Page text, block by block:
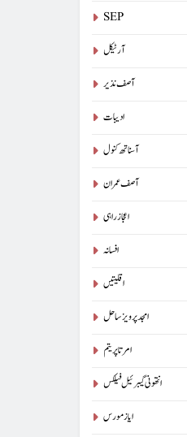
SEP
آرٹیکل
آصف نذیر
ادیبات
آسناتھ کنول
آصف عمران
اعجاز راہی
افسانہ
اقلیتیں
امجد پرویز ساحل
امرتا پریتم
انتھونی گیبرئیل فیلکس
ایاز مورس